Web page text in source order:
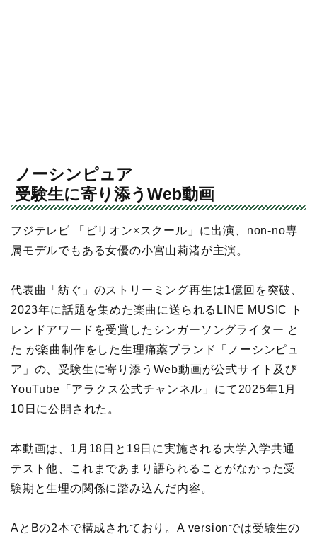
ノーシンピュア
受験生に寄り添うWeb動画
フジテレビ 「ビリオン×スクール」に出演、non-no専
属モデルでもある女優の小宮山莉渚が主演。
代表曲「紡ぐ」のストリーミング再生は1億回を突破、
2023年に話題を集めた楽曲に送られるLINE MUSIC ト
レンドアワードを受賞したシンガーソングライター と
た が楽曲制作をした生理痛薬ブランド「ノーシンピュ
ア」の、受験生に寄り添うWeb動画が公式サイト及び
YouTube「アラクス公式チャンネル」にて2025年1月
10日に公開された。
本動画は、1月18日と19日に実施される大学入学共通
テスト他、これまであまり語られることがなかった受
験期と生理の関係に踏み込んだ内容。
AとBの2本で構成されており。A versionでは受験生の